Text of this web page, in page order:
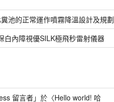
池的正常運作噴霧降溫設計及規劃
白內障視優SILK極飛秒雷射儀器
留言者」於〈Hello world! 哈